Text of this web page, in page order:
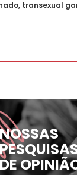
transexual
NOSSAS
DE